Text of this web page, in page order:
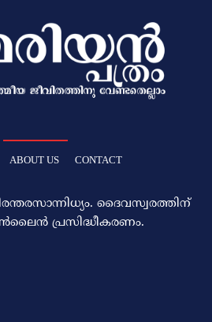
ABOUT US CONTACT
ദൈവസ്വരത്തിന്‌
പ്രസിദ്ധീകരണം.